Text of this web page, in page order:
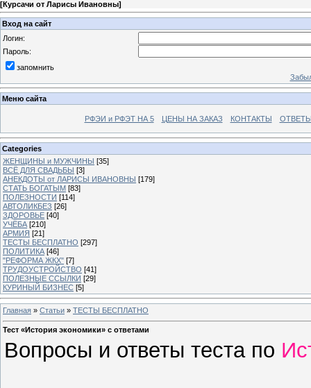
[Курсачи от Ларисы Ивановны]
Вход на сайт
Логин:
Пароль:
запомнить
Меню сайта
РФЭИ и РФЭТ НА 5 ЦЕНЫ НА ЗАКАЗ КОНТАКТЫ
Categories
ЖЕНЩИНЫ и МУЖЧИНЫ [35]
ВСЁ ДЛЯ СВАДЬБЫ [3]
АНЕКДОТЫ от ЛАРИСЫ ИВАНОВНЫ [179]
СТАТЬ БОГАТЫМ [83]
ПОЛЕЗНОСТИ [114]
АВТОЛИКБЕЗ [26]
ЗДОРОВЬЕ [40]
УЧЁБА [210]
АРМИЯ [21]
ТЕСТЫ БЕСПЛАТНО [297]
ПОЛИТИКА [46]
"РЕФОРМА ЖКХ" [7]
ТРУДОУСТРОЙСТВО [41]
ПОЛЕЗНЫЕ ССЫЛКИ [29]
КУРИНЫЙ БИЗНЕС [5]
Главная » Статьи » ТЕСТЫ БЕСПЛАТНО
Тест «История экономики» с ответами
Вопросы и ответы теста по